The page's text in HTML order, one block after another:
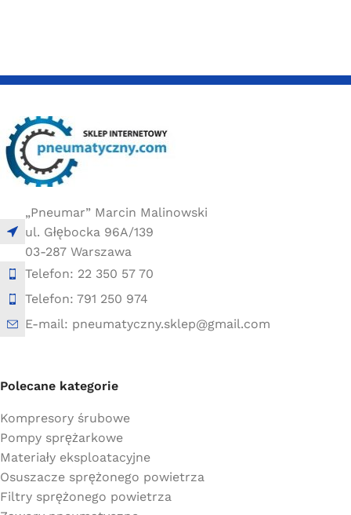
„Pneumar” Marcin Malinowski
ul. Głębocka 96A/139
03-287 Warszawa
Telefon: 22 350 57 70
Telefon: 791 250 974
E-mail: pneumatyczny.sklep@gmail.com
Polecane kategorie
Kompresory śrubowe
Pompy sprężarkowe
Materiały eksploatacyjne
Osuszacze sprężonego powietrza
Filtry sprężonego powietrza